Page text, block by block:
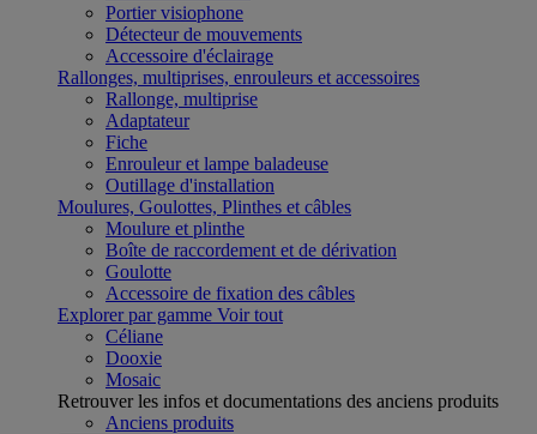
Portier visiophone
Détecteur de mouvements
Accessoire d'éclairage
Rallonges, multiprises, enrouleurs et accessoires
Rallonge, multiprise
Adaptateur
Fiche
Enrouleur et lampe baladeuse
Outillage d'installation
Moulures, Goulottes, Plinthes et câbles
Moulure et plinthe
Boîte de raccordement et de dérivation
Goulotte
Accessoire de fixation des câbles
Explorer par gamme Voir tout
Céliane
Dooxie
Mosaic
Retrouver les infos et documentations des anciens produits
Anciens produits